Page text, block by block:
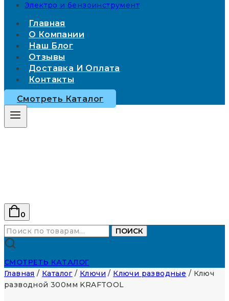
Электро и бензоинструмент
Главная
О Компании
Наш Блог
Отзывы
Доставка И Оплата
Контакты
Смотреть Каталог
0
Искать:
ПОИСК
СМОТРЕТЬ КАТАЛОГ
Главная / Каталог / Ключи / Ключи разводные / Ключ
разводной 300мм KRAFTOOL